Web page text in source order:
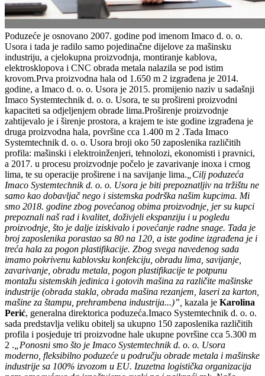
Poduzeće je osnovano 2007. godine pod imenom Imaco d. o. o.
Usora i tada je radilo samo pojedinačne dijelove za mašinsku
industriju, a cjelokupna proizvodnja, montiranje kablova,
elektrosklopova i CNC obrada metala nalazila se pod istim
krovom.Prva proizvodna hala od 1.650 m 2 izgrađena je 2014.
godine, a Imaco d. o. o. Usora je 2015. promijenio naziv u sadašnji
Imaco Systemtechnik d. o. o. Usora, te su prošireni proizvodni
kapaciteti sa odjeljenjem obrade lima.Proširenje proizvodnje
zahtijevalo je i širenje prostora, a krajem te iste godine izgrađena je
druga proizvodna hala, površine cca 1.400 m 2 .Tada Imaco
Systemtechnik d. o. o. Usora broji oko 50 zaposlenika različitih
profila: mašinski i elektroinženjeri, tehnolozi, ekonomisti i pravnici,
a 2017. u procesu proizvodnje počelo je zavarivanje inoxa i crnog
lima, te su operacije proširene i na savijanje lima. „Cilj poduzeća
Imaco Systemtechnik d. o. o. Usora je biti prepoznatljiv na tržištu ne
samo kao dobavljač nego i sistemska podrška našim kupcima. Mi
smo 2018. godine zbog povećanog obima proizvodnje, jer su kupci
prepoznali naš rad i kvalitet, doživjeli ekspanziju i u pogledu
proizvodnje, što je dalje iziskivalo i povećanje radne snage. Tada je
broj zaposlenika porastao sa 80 na 120, a iste godine izgrađena je i
treća hala za pogon plastifikacije. Zbog svega navedenog sada
imamo pokrivenu kablovsku konfekciju, obradu lima, savijanje,
zavarivanje, obradu metala, pogon plastifikacije te potpunu
montažu sistemskih jedinica i gotovih mašina za različite mašinske
industrije (obrada stakla, obrada mašina rezanjem, laseri za karton,
mašine za štampu, prehrambena industrija...)”, kazala je Karolina
Perić, generalna direktorica poduzeća.Imaco Systemtechnik d. o. o.
sada predstavlja veliku obitelj sa ukupno 150 zaposlenika različitih
profila i posjeduje tri proizvodne hale ukupne površine cca 5.300 m
2 . „Ponosni smo što je Imaco Systemtechnik d. o. o. Usora
moderno, fleksibilno poduzeće u području obrade metala i mašinske
industrije sa 100% izvozom u EU. Izuzetna logistička organizacija